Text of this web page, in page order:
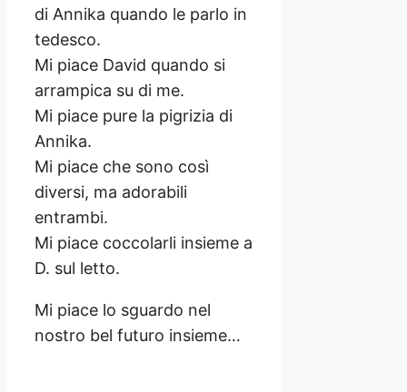
di Annika quando le parlo in
tedesco.
Mi piace David quando si
arrampica su di me.
Mi piace pure la pigrizia di
Annika.
Mi piace che sono così
diversi, ma adorabili
entrambi.
Mi piace coccolarli insieme a
D. sul letto.
Mi piace lo sguardo nel
nostro bel futuro insieme…